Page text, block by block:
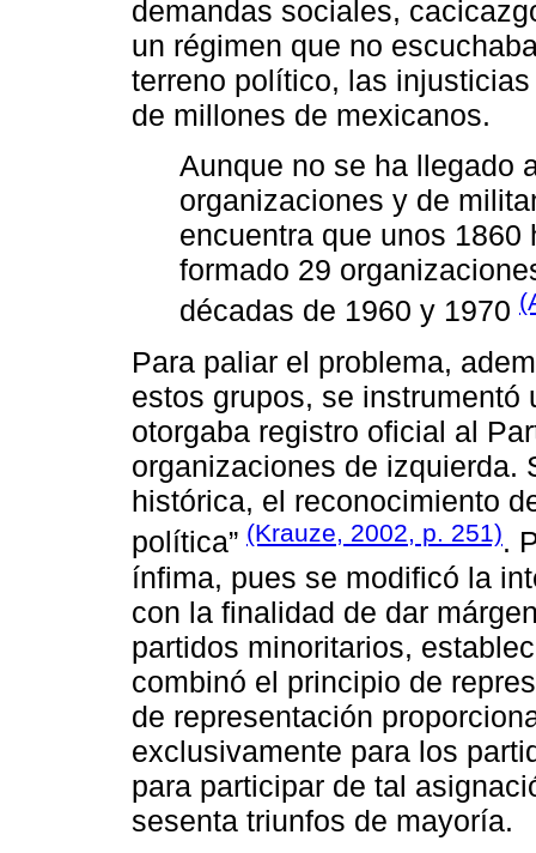
demandas sociales,
un régimen que no
terreno político, las
de millones de mexicanos.
Aunque no se ha llegado
organizaciones y de
encuentra que unos
formado 29
décadas de 1960 y 1970
Para paliar el problema,
estos grupos, se instrumentó
otorgaba registro oficial al
organizaciones de izquierda.
histórica, el reconocimiento
política” (Krauze, 2002, p. 251).
ínfima, pues se modificó la
con la finalidad de dar
partidos minoritarios,
combinó el principio de
de representación
exclusivamente para los
para participar de tal
sesenta triunfos de mayoría.